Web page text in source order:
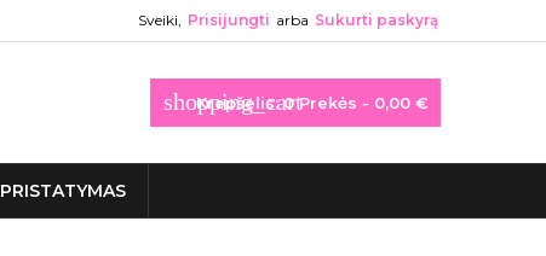
Sveiki, Prisijungti arba Sukurti paskyrą
shopping_cart
Krepšelis: 0Prekės - 0,00 €
PRISTATYMAS